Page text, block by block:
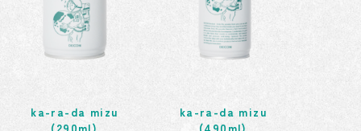
ka-ra-da mizu
(290ml)
ka-ra-da mizu
(490ml)